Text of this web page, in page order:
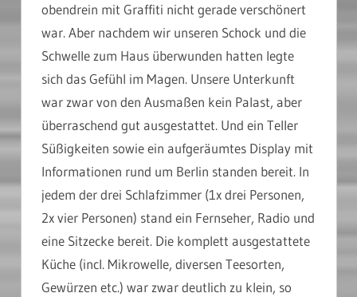
obendrein mit Graffiti nicht gerade verschönert
war. Aber nachdem wir unseren Schock und die
Schwelle zum Haus überwunden hatten legte
sich das Gefühl im Magen. Unsere Unterkunft
war zwar von den Ausmaßen kein Palast, aber
überraschend gut ausgestattet. Und ein Teller
Süßigkeiten sowie ein aufgeräumtes Display mit
Informationen rund um Berlin standen bereit. In
jedem der drei Schlafzimmer (1x drei Personen,
2x vier Personen) stand ein Fernseher, Radio und
eine Sitzecke bereit. Die komplett ausgestattete
Küche (incl. Mikrowelle, diversen Teesorten,
Gewürzen etc.) war zwar deutlich zu klein, so